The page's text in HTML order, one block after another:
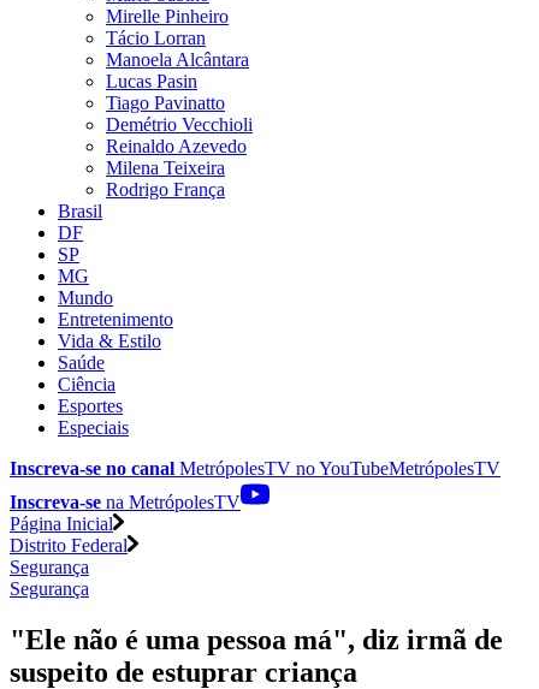
Mirelle Pinheiro
Tácio Lorran
Manoela Alcântara
Lucas Pasin
Tiago Pavinatto
Demétrio Vecchioli
Reinaldo Azevedo
Milena Teixeira
Rodrigo França
Brasil
DF
SP
MG
Mundo
Entretenimento
Vida & Estilo
Saúde
Ciência
Esportes
Especiais
Inscreva-se no canal MetrópolesTV noYouTubeMetrópolesTV
Inscreva-se na MetrópolesTV
Página Inicial
Distrito Federal
Segurança
Segurança
"Ele não é uma pessoa má", diz irmã de
suspeito de estuprar criança